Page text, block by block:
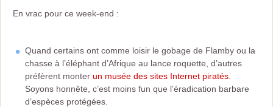
En vrac pour ce week-end :
Quand certains ont comme loisir le gobage de Flamby ou la
chasse à l’éléphant d’Afrique au lance roquette, d’autres
préfèrent monter un musée des sites Internet piratés
Soyons honnête, c’est moins fun que l’éradication barbare
d’espèces protégées.